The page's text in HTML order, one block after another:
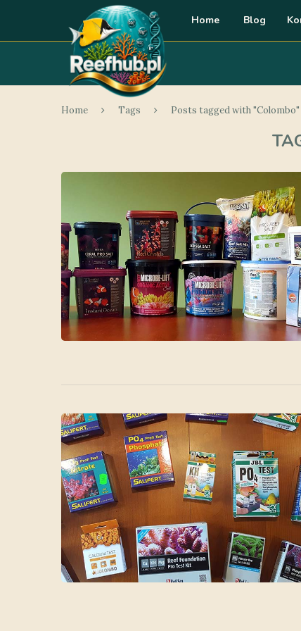
Home Blog
Home Tags Posts tagged with "Colombo"